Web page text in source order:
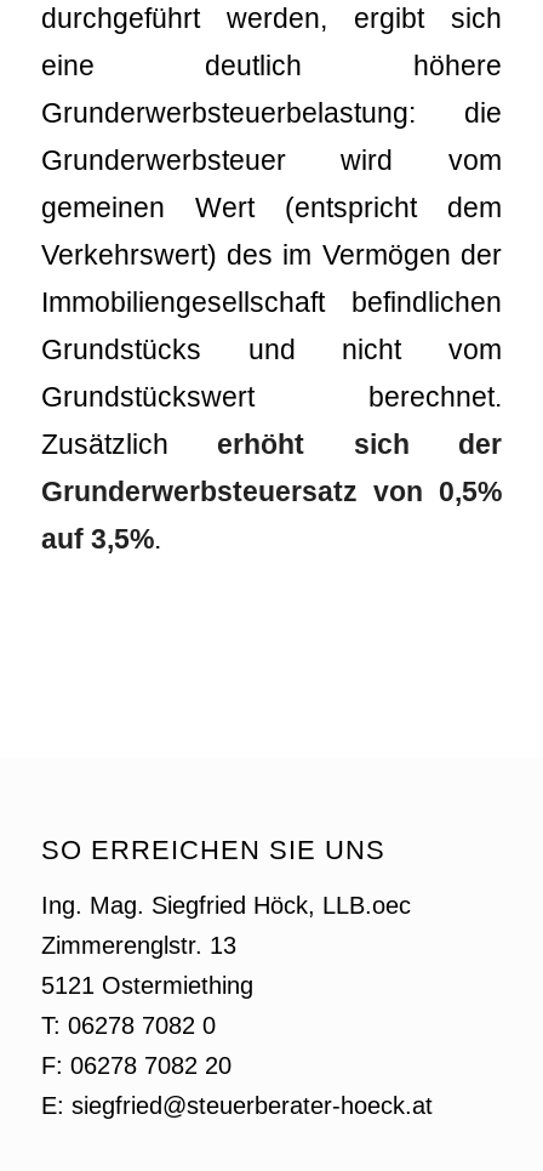
durchgeführt werden, ergibt sich
eine deutlich höhere
Grunderwerbsteuerbelastung: die
Grunderwerbsteuer wird vom
gemeinen Wert (entspricht dem
Verkehrswert) des im Vermögen der
Immobiliengesellschaft befindlichen
Grundstücks und nicht vom
Grundstückswert berechnet.
Zusätzlich erhöht sich der
Grunderwerbsteuersatz von 0,5%
auf 3,5%.
SO ERREICHEN SIE UNS
Ing. Mag. Siegfried Höck, LLB.oec
Zimmerenglstr. 13
5121 Ostermiething
T: 06278 7082 0
F: 06278 7082 20
E: siegfried@steuerberater-hoeck.at